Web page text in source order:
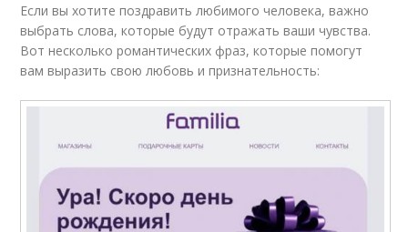
Если вы хотите поздравить любимого человека, важно
выбрать слова, которые будут отражать ваши чувства.
Вот несколько романтических фраз, которые помогут
вам выразить свою любовь и признательность: